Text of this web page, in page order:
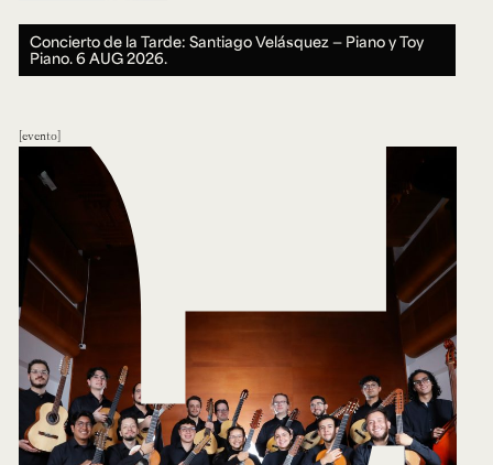
Concierto de la Tarde: Santiago Velásquez — Piano y Toy
Piano.6 AUG 2026.
evento